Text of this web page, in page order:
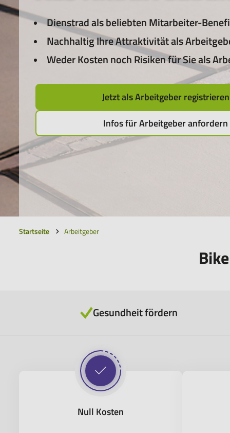
sorglos-
Paket
Leasen
Pedelecs
Dienstrad als beliebten Mitarbeiter-
Nachhaltig Ihre Attraktivität als
Weder Kosten noch Risiken für Sie als
Jetzt als Arbeitgeber registrieren
Infos für Arbeitgeber anfordern
befindest
Startseite Arbeitgeber
Gesundheit fördern
Null Kosten